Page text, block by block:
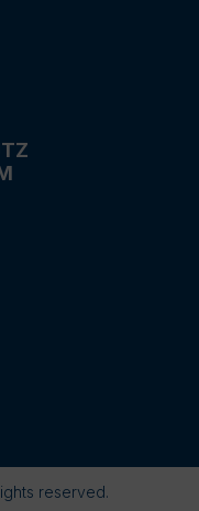
reserved.